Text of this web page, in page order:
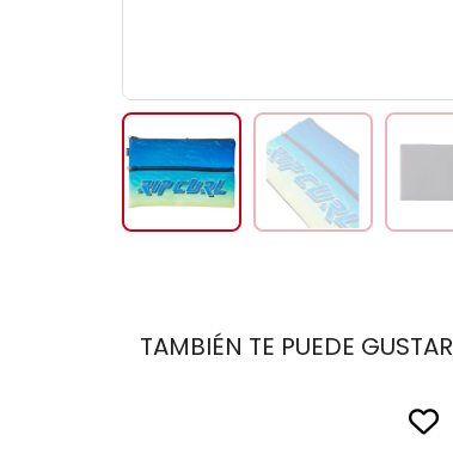
TAMBIÉN TE PUEDE GUSTAR